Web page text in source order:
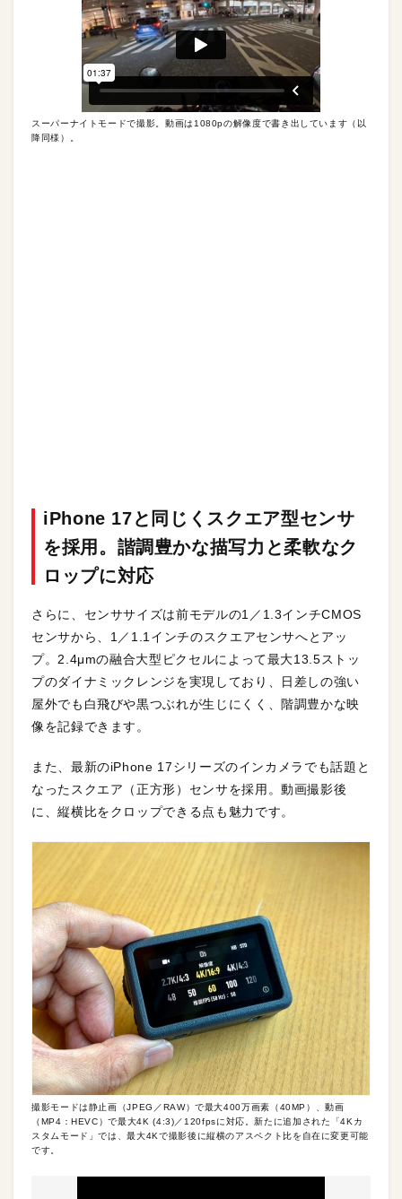
スーパーナイトモードで撮影。動画は1080pの解像度で書き出しています（以
降同様）。
iPhone 17と同じくスクエア型センサ
を採用。諧調豊かな描写力と柔軟なク
ロップに対応
さらに、センササイズは前モデルの1／1.3インチCMOS
センサから、1／1.1インチのスクエアセンサへとアッ
プ。2.4μmの融合大型ピクセルによって最大13.5ストッ
プのダイナミックレンジを実現しており、日差しの強い
屋外でも白飛びや黒つぶれが生じにくく、階調豊かな映
像を記録できます。
また、最新のiPhone 17シリーズのインカメラでも話題と
なったスクエア（正方形）センサを採用。動画撮影後
に、縦横比をクロップできる点も魅力です。
撮影モードは静止画（JPEG／RAW）で最大400万画素（40MP）、動画
（MP4：HEVC）で最大4K (4:3)／120fpsに対応。新たに追加された「4Kカ
スタムモード」では、最大4Kで撮影後に縦横のアスペクト比を自在に変更可能
です。